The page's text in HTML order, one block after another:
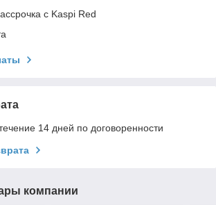
с Kaspi Red
14 дней по договоренности
компании